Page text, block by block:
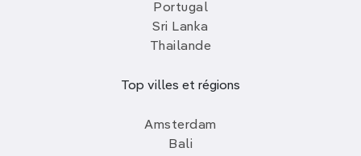
Portugal
Sri Lanka
Thailande
Top villes et régions
Amsterdam
Bali